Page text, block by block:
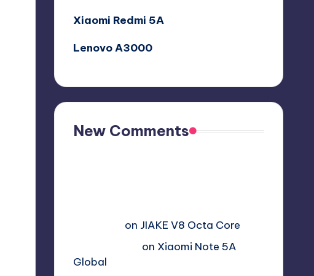
Xiaomi Redmi 5A
Lenovo A3000
New Comments
on JIAKE V8 Octa Core
on Xiaomi Note 5A
Global